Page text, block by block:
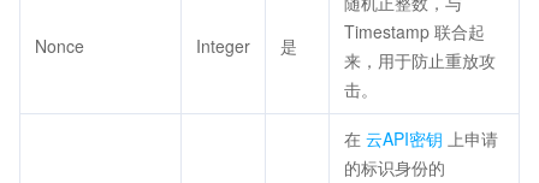
Nonce Integer 是
Timestamp 联合起
来，用于防止重放攻
击。
在 云API密钥 上申请
的标识身份的